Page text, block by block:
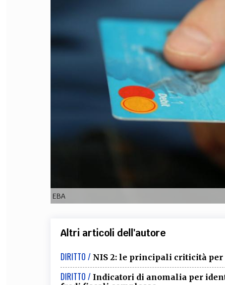
FILODIRITTO
EBA
Altri articoli dell'autore
DIRITTO / NIS 2: le principali criticità
DIRITTO / Indicatori di anomalia per